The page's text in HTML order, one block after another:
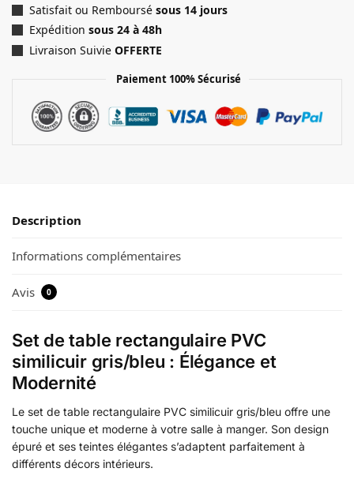
Satisfait ou Remboursé sous 14 jours
Expédition sous 24 à 48h
Livraison Suivie OFFERTE
Paiement 100% Sécurisé
Description
Informations complémentaires
Avis 0
Set de table rectangulaire PVC
similicuir gris/bleu : Élégance et
Modernité
Le set de table rectangulaire PVC similicuir gris/bleu offre une
touche unique et moderne à votre salle à manger. Son design
épuré et ses teintes élégantes s’adaptent parfaitement à
différents décors intérieurs.